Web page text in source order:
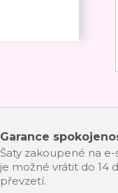
Garance
Šaty zakoupené na
je možné vrátit do 14
převzetí.